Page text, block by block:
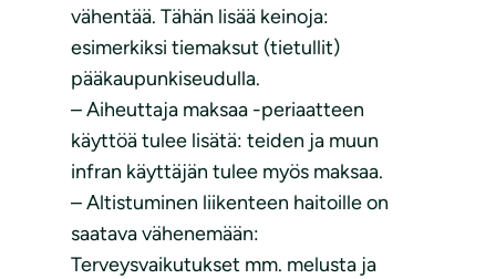
vähentää. Tähän lisää keinoja:
esimerkiksi tiemaksut (tietullit)
pääkaupunkiseudulla.
– Aiheuttaja maksaa -periaatteen
käyttöä tulee lisätä: teiden ja muun
infran käyttäjän tulee myös maksaa.
– Altistuminen liikenteen haitoille on
saatava vähenemään:
Terveysvaikutukset mm. melusta ja